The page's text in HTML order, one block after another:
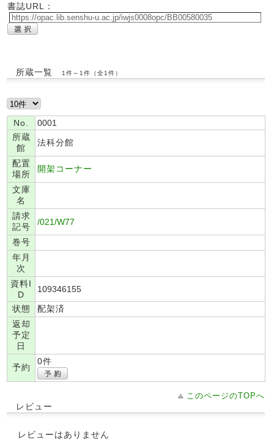
書誌URL：
所蔵一覧 1件～1件（全1件）
No.
0001
所蔵
館
法科分館
配置
場所
開架コーナー
文庫
名
請求
記号
/021/W77
巻号
年月
次
資料I
D
109346155
状態
配架済
返却
予定
日
予約
0件
このページのTOPへ
レビュー
レビューはありません